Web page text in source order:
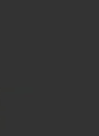
BODY SCRUB